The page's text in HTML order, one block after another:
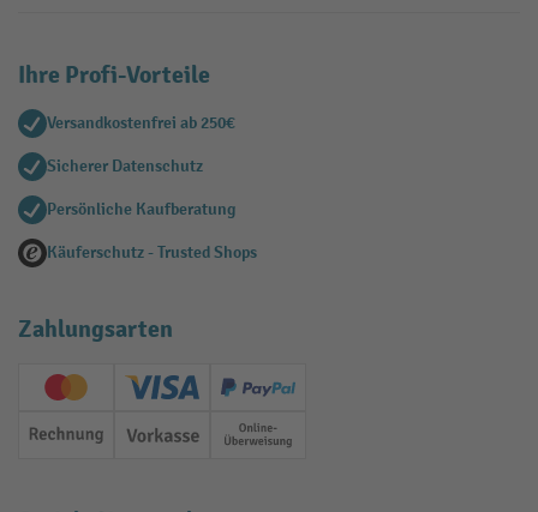
Ihre Profi-Vorteile
Versandkostenfrei ab 250€
Sicherer Datenschutz
Persönliche Kaufberatung
Käuferschutz - Trusted Shops
Zahlungsarten
Creditcard (Master)Creditcard (Visa)
PayPal
Rechnung Vorkasse Online-Überweisung